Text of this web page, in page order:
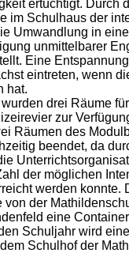
ertüchtigt. Durch
im Schulhaus der
Umwandlung in
unmittelbarer
Eine
eintreten, wenn
hat.
drei Räume
zur
Räumen des
beendet, da
der möglichen
werden konnte.
der
eine
Schuljahr wird eine
Schulhof der